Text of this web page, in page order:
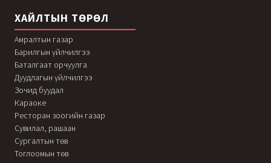
ХАЙЛТЫН ТӨРӨЛ
Амралтын газар
Барилгын үйлчилгээ
Баталгаат орчуулга
Дуудлагын үйлчилгээ
Зочид буудал
Караоке
Ресторан зоогийн газар
Сувилал, рашаан
Сургалтын төв
Тоглоомын төв